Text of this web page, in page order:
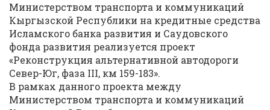
Министерством транспорта и коммуникаций
Кыргызской Республики на кредитные средства
Исламского банка развития и Саудовского
фонда развития реализуется проект
«Реконструкция альтернативной автодороги
Север-Юг, фаза III, км 159-183».
В рамках данного проекта между
Министерством транспорта и коммуникаций